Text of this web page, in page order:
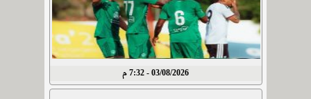
03/08/2026 - 7:32 م